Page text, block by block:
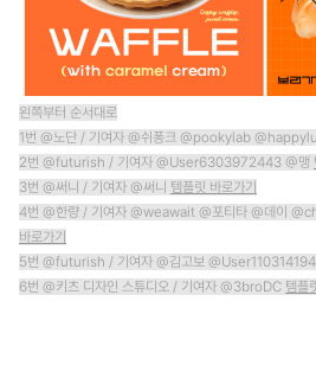
왼쪽부터 순서대로
1번 @노단 / 기여자 @쉬퐁크 @pookylab
2번 @futurish / 기여자 @User6303972443 @맹
3번 @써니 / 기여자 @써니 템플릿 바로가기
4번 @한량 / 기여자 @weawait @포티타 @데이
바로가기
5번 @futurish / 기여자 @김고보
6번 @키츠 디자인 스튜디오 / 기여자 @3broDC 템플